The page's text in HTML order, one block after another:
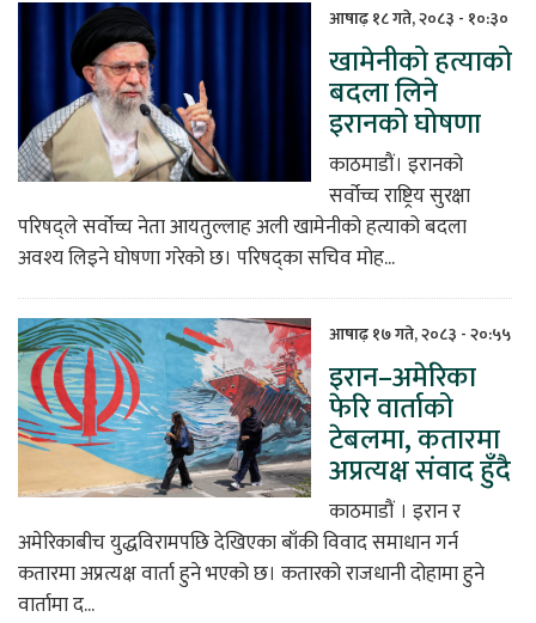
आषाढ़ १८ गते, २०८३ - १०:३०
खामेनीको हत्याको
बदला लिने
इरानको घोषणा
काठमाडौं। इरानको
सर्वोच्च राष्ट्रिय सुरक्षा
परिषद्ले सर्वोच्च नेता आयतुल्लाह अली खामेनीको हत्याको बदला
अवश्य लिइने घोषणा गरेको छ। परिषद्का सचिव मोह...
आषाढ़ १७ गते, २०८३ - २०:५५
इरान–अमेरिका
फेरि वार्ताको
टेबलमा, कतारमा
अप्रत्यक्ष संवाद हुँदै
काठमाडौं । इरान र
अमेरिकाबीच युद्धविरामपछि देखिएका बाँकी विवाद समाधान गर्न
कतारमा अप्रत्यक्ष वार्ता हुने भएको छ। कतारको राजधानी दोहामा हुने
वार्तामा द...